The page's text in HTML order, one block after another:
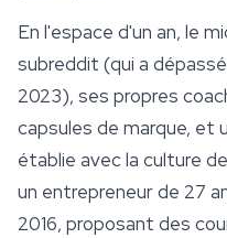
En l'espace d'un an, le
subreddit (qui a
2023), ses propres
capsules de marque, et
établie avec la culture
un entrepreneur de 27
2016, proposant des